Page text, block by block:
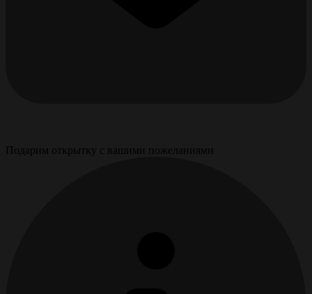
Подарим открытку с вашими пожеланиями